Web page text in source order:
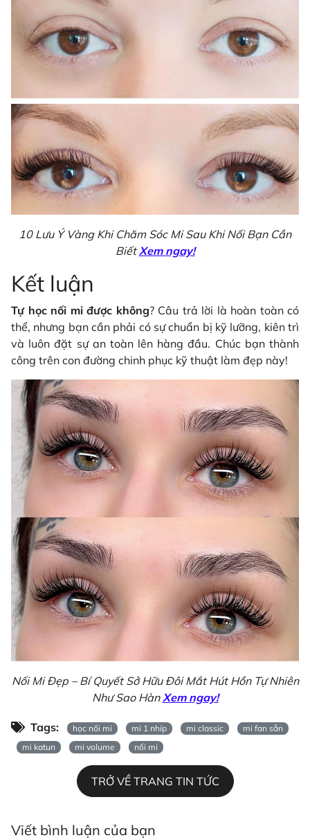
10 Lưu Ý Vàng Khi Chăm Sóc Mi Sau Khi Nối Bạn Cần
BiếtXem ngay!
Kết luận
Tự học nối mi được không? Câu trả lời là hoàn toàn có
thể, nhưng bạn cần phải có sự chuẩn bị kỹ lưỡng, kiên trì
và luôn đặt sự an toàn lên hàng đầu. Chúc bạn thành
công trên con đường chinh phục kỹ thuật làm đẹp này!
Nối Mi Đẹp – Bí Quyết Sở Hữu Đôi Mắt Hút Hồn Tự Nhiên
Như Sao HànXem ngay!
Tags: học nối mi mi 1 nhíp mi classic
mi fan sẵn
mi katun
mi volume nối mi
TRỞ VỀ TRANG TIN TỨC
Viết bình luận của bạn